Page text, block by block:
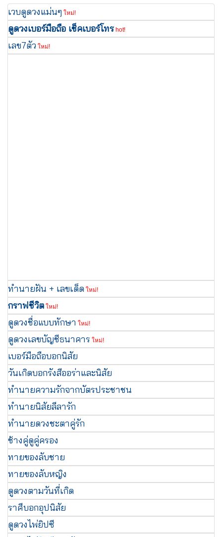
เวบดูดวงแม่นๆ ใหม่!
ดูดวงเบอร์มือถือ เช็คเบอร์โทร hot!
เลข7ตัว ใหม่!
ทำนายฝัน + เลขเด็ด ใหม่!
กราฟชีวิต ใหม่!
ดูดวงชื่อแบบทักษา ใหม่!
ดูดวงเลขบัญชีธนาคาร ใหม่!
เบอร์มือถือบอกนิสัย
วันเกิดบอกรังสีออร่าและนิสัย
ทำนายความรักจากบัตรประชาชน
ทำนายนิสัยลีลารัก
ทำนายดวงชะตาคู่รัก
ช้างคู่ดูคู่ครอง
ทายของลับชาย
ทายของลับหญิง
ดูดวงตามวันที่เกิด
ราศีบอกอุปนิสัย
ดูดวงไพ่ยิปซี